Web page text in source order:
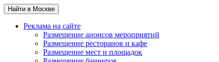
Найти в Москве
Реклама на сайте
Размещение анонсов мероприятий
Размещение ресторанов и кафе
Размещение мест и площадок